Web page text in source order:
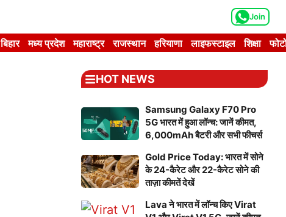
Join
बिहार मध्य प्रदेश महाराष्ट्र राजस्थान हरियाणा लाइफस्टाइल शिक्षा
HOT NEWS
Samsung Galaxy F70 Pro
5G भारत में हुआ लॉन्च: जानें कीमत,
6,000mAh बैटरी और सभी फीचर्स
Gold Price Today: भारत में सोने
के 24-कैरेट और 22-कैरेट सोने की
ताज़ा कीमतें देखें
Lava ने भारत में लॉन्च किए Virat